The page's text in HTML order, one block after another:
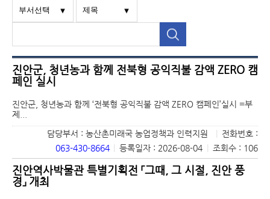
진안군, 청년농과 함께 전북형 공익직불 감액 ZERO 캠
페인 실시
진안군, 청년농과 함께 ‘전북형 공익직불 감액 ZERO 캠페인’실시 =부
제...
담당부서 : 농산촌미래국 농업정책과 인력지원
전화번호 :
063-430-8664
등록일자 : 2026-08-04 조회수 : 106
진안역사박물관 특별기획전 「그때, 그 시절, 진안 풍
경」 개최